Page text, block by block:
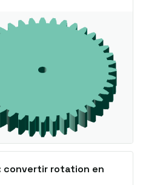
convertir rotation en